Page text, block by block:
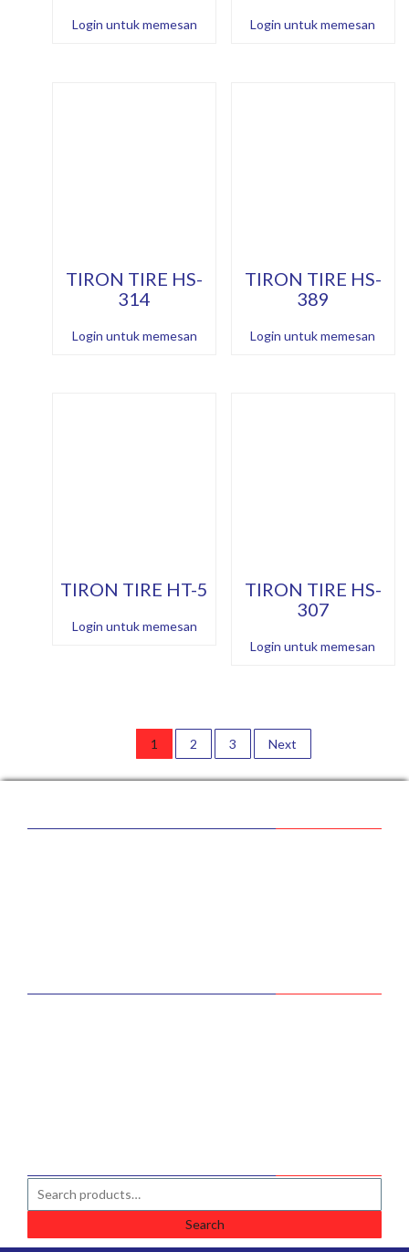
Login untuk memesan Login untuk memesan
TIRON TIRE HS-
314
Login untuk memesan
TIRON TIRE HS-
389
Login untuk memesan
TIRON TIRE HT-5
Login untuk memesan
TIRON TIRE HS-
307
Login untuk memesan
Posts
1 2 3 Next
Search